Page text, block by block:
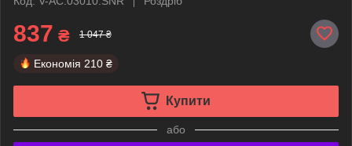
837 ₴ 1 047 ₴
Економія 210 ₴
Купити
або